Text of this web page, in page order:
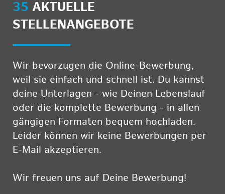
35 AKTUELLE
STELLENANGEBOTE
Wir bevorzugen die Online-Bewerbung,
weil sie einfach und schnell ist. Du kannst
deine Unterlagen - wie Deinen Lebenslauf
oder die komplette Bewerbung - in allen
gängigen Formaten bequem hochladen.
Leider können wir keine Bewerbungen per
E-Mail akzeptieren.
Wir freuen uns auf Deine Bewerbung!